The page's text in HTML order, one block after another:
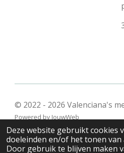
Deze website gebruikt cookies
doeleinden en/of het tonen van
Door gebruik te blijven maken
© 2022 - 2026 Valenciana's
Powered by JouwWeb